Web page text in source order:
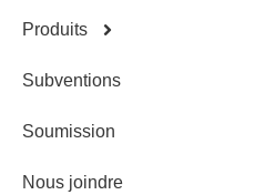
Produits
Subventions
Soumission
Nous joindre